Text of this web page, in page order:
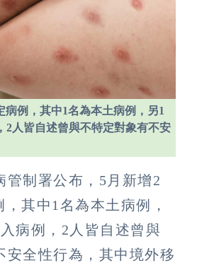
病例，其中1名為本土病例，另1
2人皆自述曾與不特定對象有不安
管制署公布，5月新增2
其中1名為本土病例，
病例，2人皆自述曾與
安全性行為，其中境外移